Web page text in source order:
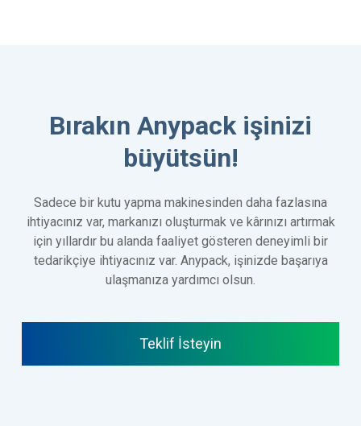
Bırakın Anypack işinizi
büyütsün!
Sadece bir kutu yapma makinesinden daha fazlasına
ihtiyacınız var, markanızı oluşturmak ve kârınızı artırmak
için yıllardır bu alanda faaliyet gösteren deneyimli bir
tedarikçiye ihtiyacınız var. Anypack, işinizde başarıya
ulaşmanıza yardımcı olsun.
Teklif İsteyin